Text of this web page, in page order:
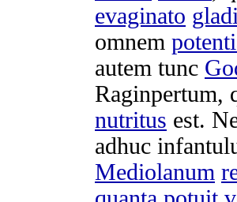
evaginato
omnem
autem tunc
Raginpertum,
nutritus est.
adhuc
Mediolanum